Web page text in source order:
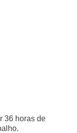
36 horas de